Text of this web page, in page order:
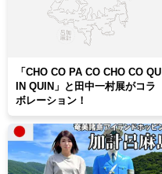
「CHO CO PA CO CHO CO QU
IN QUIN」と田中一村展がコラ
ボレーション！